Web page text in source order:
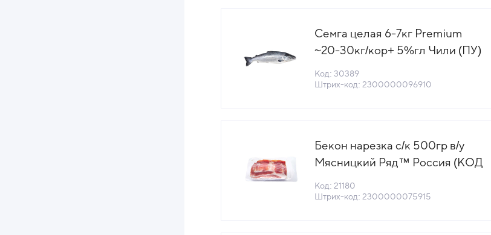
Семга целая 6-7кг Premium
~20-30кг/кор+ 5%гл Чили (ПУ)
Код: 30389
Штрих-код: 2300000096910
Бекон нарезка с/к 500гр в/у
Мясницкий Ряд™ Россия (КОД
Код: 21180
Штрих-код: 2300000075915